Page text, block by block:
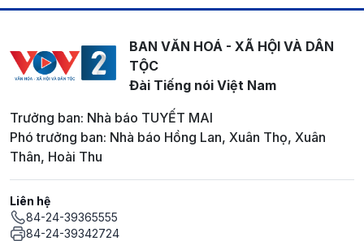
BAN VĂN HOÁ - XÃ HỘI VÀ DÂN
TỘC
Đài Tiếng nói Việt Nam
Trưởng ban: Nhà báo TUYẾT MAI
Phó trưởng ban: Nhà báo Hồng Lan, Xuân Thọ, Xuân
Thân, Hoài Thu
Liên hệ
84-24-39365555
84-24-39342724